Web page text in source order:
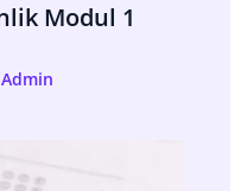
Modul 1
Admin